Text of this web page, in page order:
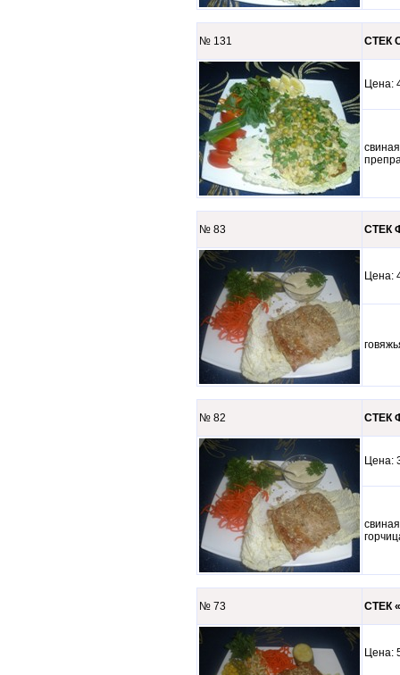
№ 131 СТЕК
№ 83 СТЕК
№ 82 СТЕК
№ 73 СТЕК